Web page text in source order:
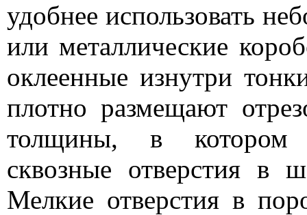
удобнее использовать
или металлические
оклеенные изнутри
плотно размещают
толщины, в котором
сквозные отверстия в
Мелкие отверстия в